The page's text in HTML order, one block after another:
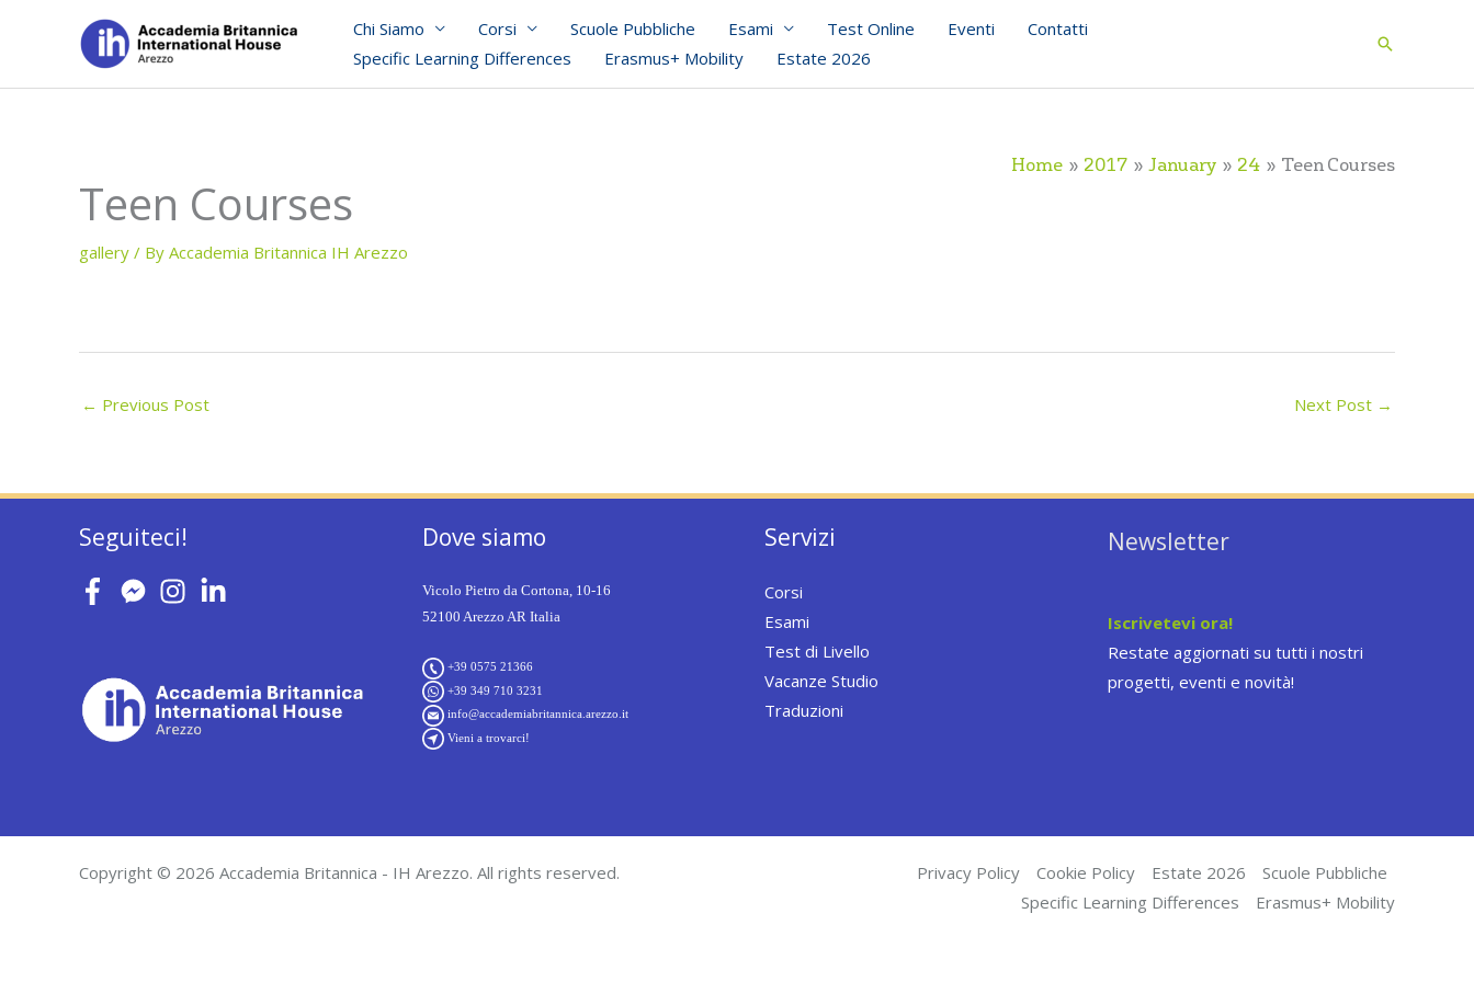
Chi Siamo Corsi Scuole Pubbliche Esami Test Online Eventi
Contatti
Specific Learning Differences
Erasmus+ Mobility Estate 2026 Search
Home 2017 January 24 Teen Courses
Teen Courses
gallery / By Accademia Britannica IH Arezzo
← Previous Post Next Post →
Seguiteci! Dove siamo
Vicolo Pietro da Cortona, 10-16
52100 Arezzo AR Italia
+39 0575 21366
+39 349 710 3231
info@accademiabritannica.arezzo.it
Vieni a trovarci!
Servizi
Corsi
Esami
Test di Livello
Vacanze Studio
Traduzioni
Newsletter
Iscrivetevi ora!
Restate aggiornati su tutti i nostri
progetti, eventi e novità!
Copyright © 2026 Accademia Britannica - IH Arezzo. All rights reserved. Privacy Policy Cookie Policy Estate 2026
Scuole Pubbliche
Specific Learning Differences
Erasmus+ Mobility